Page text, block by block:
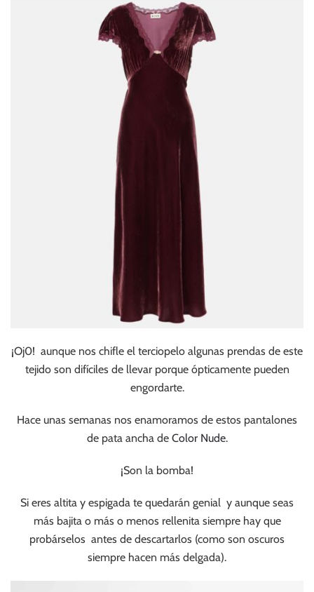
¡Oj0! aunque nos chifle el terciopelo algunas prendas de este
tejido son difíciles de llevar porque ópticamente pueden
engordarte.
Hace unas semanas nos enamoramos de estos pantalones
de pata ancha de Color Nude.
¡Son la bomba!
Si eres altita y espigada te quedarán genial y aunque seas
más bajita o más o menos rellenita siempre hay que
probárselos antes de descartarlos (como son oscuros
siempre hacen más delgada).